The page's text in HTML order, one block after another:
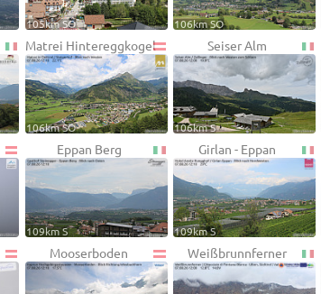
105km SO 106km SO
Matrei Hintereggkogel
106km SO
Seiser Alm
106km S
Eppan Berg
109km S
Girlan - Eppan
109km S
Mooserboden Weißbrunnferner